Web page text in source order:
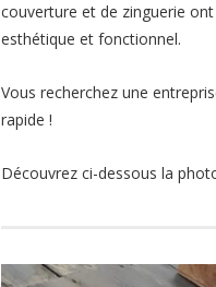
couverture et de zinguerie
esthétique et fonctionnel.
Vous recherchez une
rapide !
Découvrez ci-dessous la